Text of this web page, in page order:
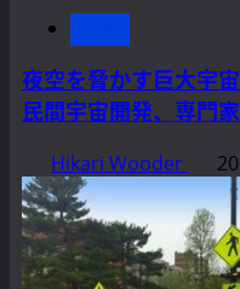
夜空を脅かす巨大宇
民間宇宙開発、専門
Hikari Wooder